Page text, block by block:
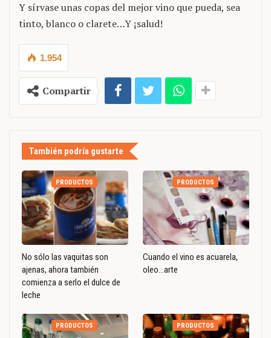
Y sírvase unas copas del mejor vino que pueda, sea
tinto, blanco o clarete…Y ¡salud!
1.954
Compartir
También podría gustarte
PRODUCTOS
No sólo las vaquitas son
ajenas, ahora también
comienza a serlo el dulce de
leche
PRODUCTOS
Cuando el vino es acuarela,
oleo…arte
PRODUCTOS PRODUCTOS